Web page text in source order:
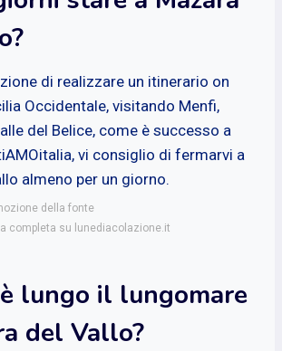
di realizzare un itinerario on
Occidentale, visitando Menfi,
del Belice, come è successo a
vi consiglio di fermarvi a
almeno per un giorno.
della fonte
completa su lunediacolazione.it
lungo il lungomare
del Vallo?